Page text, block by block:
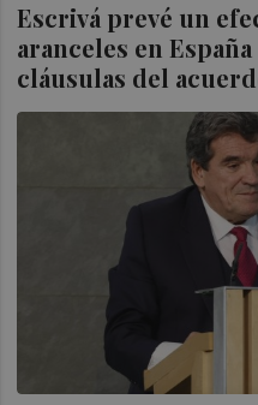
Escrivá prevé un
aranceles en
cláusulas del